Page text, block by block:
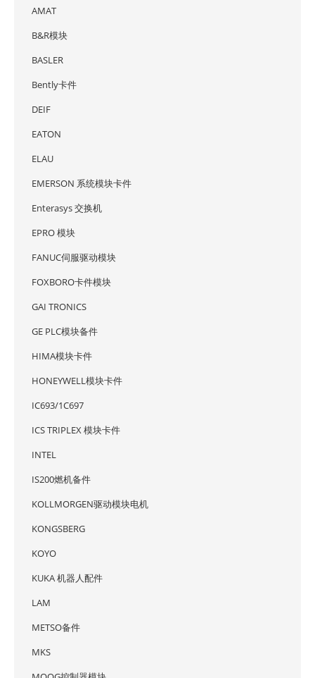
AMAT
B&R模块
BASLER
Bently卡件
DEIF
EATON
ELAU
EMERSON 系统模块卡件
Enterasys 交换机
EPRO 模块
FANUC伺服驱动模块
FOXBORO卡件模块
GAI TRONICS
GE PLC模块备件
HIMA模块卡件
HONEYWELL模块卡件
IC693/1C697
ICS TRIPLEX 模块卡件
INTEL
IS200燃机备件
KOLLMORGEN驱动模块电机
KONGSBERG
KOYO
KUKA 机器人配件
LAM
METSO备件
MKS